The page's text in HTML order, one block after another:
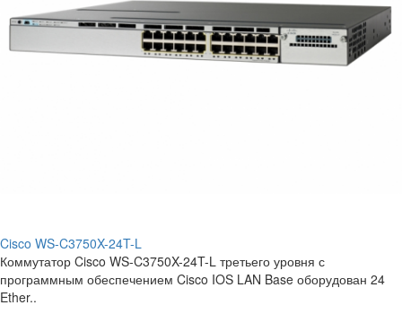
Cisco WS-C3750X-24T-L
Коммутатор Cisco WS-C3750X-24T-L третьего уровня с
программным обеспечением Cisco IOS LAN Base оборудован 24
Ether..